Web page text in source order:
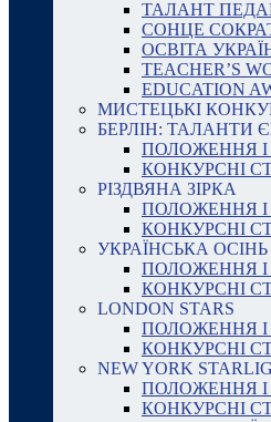
ТАЛАНТ
СОНЦЕ
ОСВІТА
TEACHER’S
EDUCATION
МИСТЕЦЬКІ
БЕРЛІН: ТАЛАНТИ
ПОЛОЖЕННЯ І
КОНКУРСНІ
РІЗДВЯНА ЗІРКА
ПОЛОЖЕННЯ І
КОНКУРСНІ
УКРАЇНСЬКА
ПОЛОЖЕННЯ І
КОНКУРСНІ
LONDON STARS
ПОЛОЖЕННЯ І
КОНКУРСНІ
NEW YORK
ПОЛОЖЕННЯ І
КОНКУРСНІ